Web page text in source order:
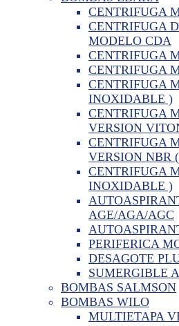
CENTRIFUGA
CENTRIFUGA
MODELO CDA
CENTRIFUGA
CENTRIFUGA
CENTRIFUGA
INOXIDABLE )
CENTRIFUGA
VERSION
CENTRIFUGA
VERSION NBR
CENTRIFUGA
INOXIDABLE )
AGE/AGA/AGC
PERIFERICA
DESAGOTE
SUMERGIBLE
BOMBAS SALMSON
BOMBAS WILO
MULTIETAPA